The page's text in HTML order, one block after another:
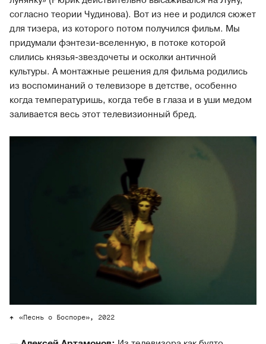
согласно теории Чудинова). Вот из нее и родился сюжет
для тизера, из которого потом получился фильм. Мы
придумали фэнтези-вселенную, в потоке которой
слились князья-звездочеты и осколки античной
культуры. А монтажные решения для фильма родились
из воспоминаний о телевизоре в детстве, особенно
когда температуришь, когда тебе в глаза и в уши медом
заливается весь этот телевизионный бред.
«Песнь о Боспоре», 2022